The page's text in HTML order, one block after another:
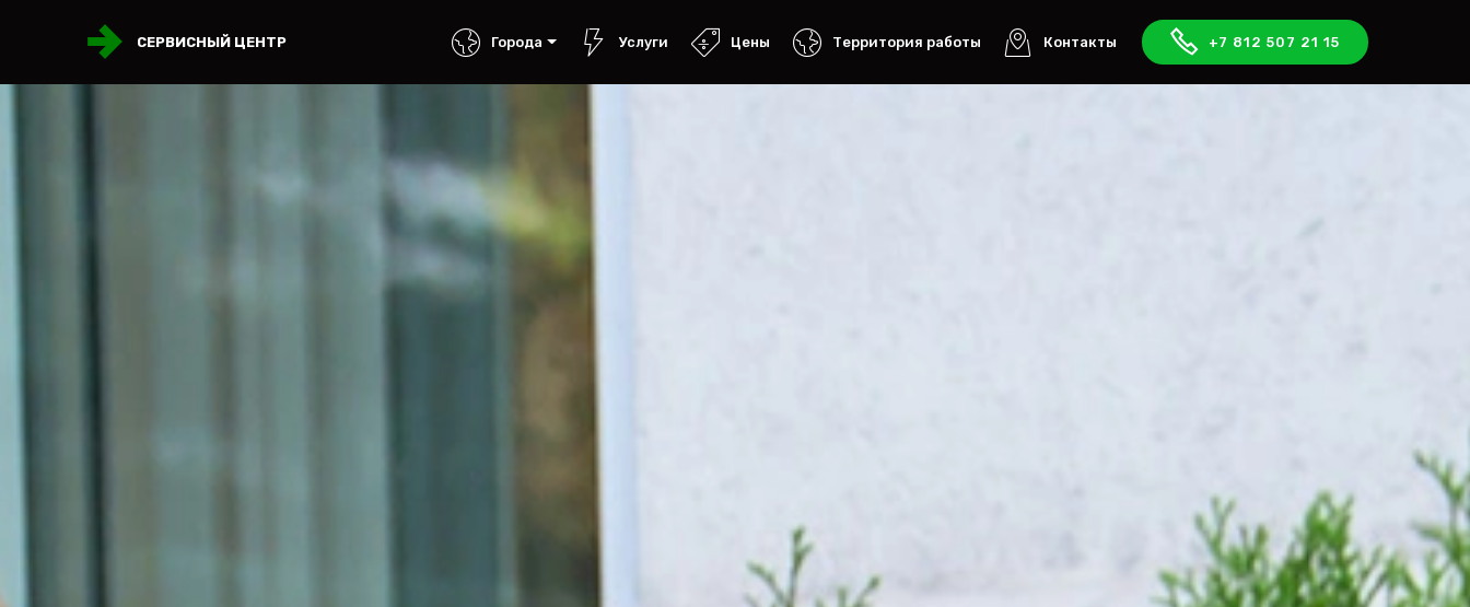
СЕРВИСНЫЙ ЦЕНТР Города Услуги Цены Территория работы Контакты +7 812 507 21 15